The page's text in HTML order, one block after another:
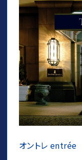
オントレ entrée